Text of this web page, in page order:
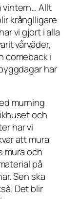
vintern… Allt
krånglligare
vi gjort i alla
vårväder,
comeback i
har
murning
och
har vi
att mura
mura och
på
Sen ska
Det blir